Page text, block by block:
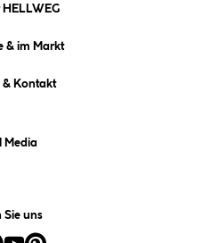
& im Markt
& Kontakt
Media
Sie uns